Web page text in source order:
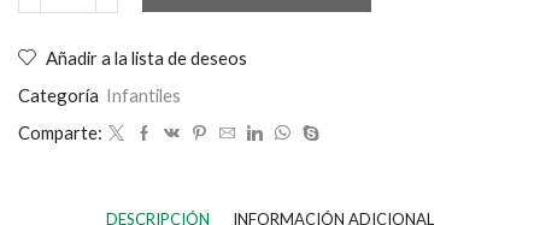
Añadir a la lista de deseos
Categoría Infantiles
Comparte:
DESCRIPCIÓN INFORMACIÓN ADICIONAL